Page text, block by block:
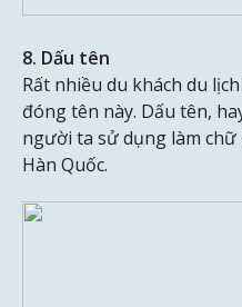
8. Dấu tên
Rất nhiều du khách du
đóng tên này. Dấu tên,
người ta sử dụng làm
Hàn Quốc.